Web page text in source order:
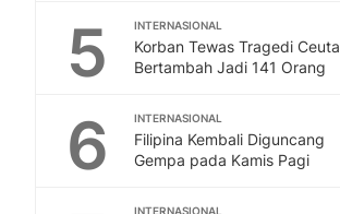
5 INTERNASIONAL
Korban Tewas Tragedi Ceuta
Bertambah Jadi 141 Orang
6 INTERNASIONAL
Filipina Kembali Diguncang
Gempa pada Kamis Pagi
INTERNASIONAL